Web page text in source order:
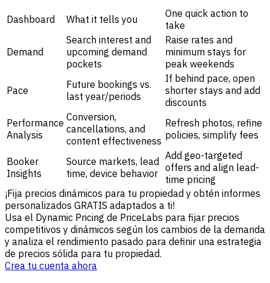
Dashboard What it tells you
One quick action to
take
Demand
Search interest and
upcoming demand
pockets
Raise rates and
minimum stays for
peak weekends
Pace
Future bookings vs.
last year/periods
If behind pace, open
shorter stays and add
discounts
Performance
Analysis
Conversion,
cancellations, and
content effectiveness
Refresh photos, refine
policies, simplify fees
Booker
Insights
Source markets, lead
time, device behavior
Add geo-targeted
offers and align lead-
time pricing
¡Fija precios dinámicos para tu propiedad y obtén informes
personalizados GRATIS adaptados a ti!
Usa el Dynamic Pricing de PriceLabs para fijar precios
competitivos y dinámicos según los cambios de la demanda
y analiza el rendimiento pasado para definir una estrategia
de precios sólida para tu propiedad.
Crea tu cuenta ahora